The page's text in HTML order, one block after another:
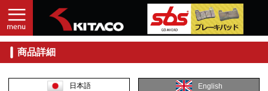
商品詳細
日本語 English